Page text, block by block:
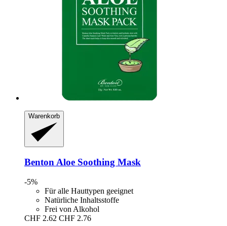
Warenkorb
Benton Aloe Soothing Mask
-5%
Für alle Hauttypen geeignet
Natürliche Inhaltsstoffe
Frei von Alkohol
CHF 2.62 CHF 2.76